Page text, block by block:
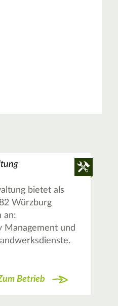
bietet als
Würzburg
an:
Management und
Betrieb